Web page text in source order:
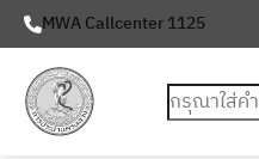
MWA Callcenter 1125
ค้นหา